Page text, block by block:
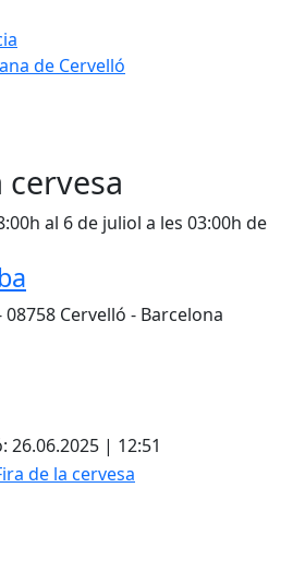
de Cervelló
cervesa
al 6 de juliol a les 03:00h de
08758 Cervelló - Barcelona
| 12:51